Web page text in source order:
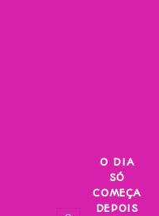
O DIA
SÓ
COMEÇA
DEPOIS